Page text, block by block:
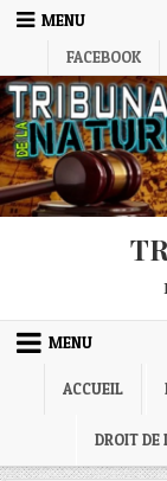
Skip
MENU
FACEBOOK
MENU
ACCUEIL
DROIT DE